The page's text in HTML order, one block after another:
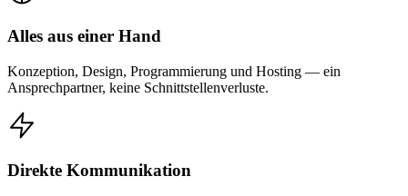
Alles aus einer Hand
Konzeption, Design, Programmierung und Hosting — ein
Ansprechpartner, keine Schnittstellenverluste.
Direkte Kommunikation